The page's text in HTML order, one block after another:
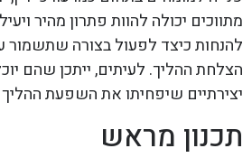
מתווכים יכולה להוות פתרון מהיר
להנחות כיצד לפעול בצורה שתשמור
הצלחת ההליך. לעיתים, ייתכן שהם
יצירתיים שיפחיתו את השפעת ההליך
תכנון מראש